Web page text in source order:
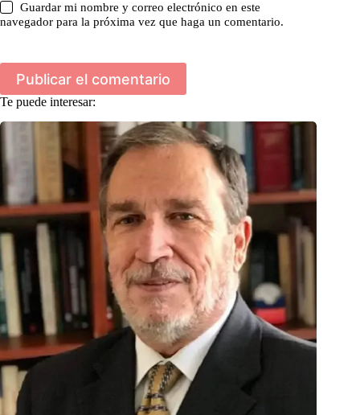
Guardar mi nombre y correo electrónico en este
navegador para la próxima vez que haga un comentario.
Publicar el comentario
Te puede interesar: